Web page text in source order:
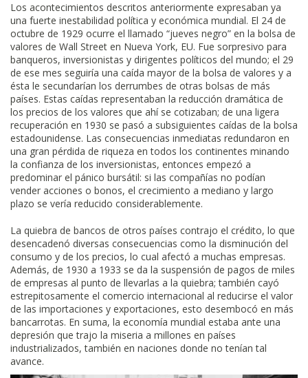
Los acontecimientos descritos anteriormente expresaban ya
una fuerte inestabilidad política y económica mundial. El 24 de
octubre de 1929 ocurre el llamado “jueves negro” en la bolsa de
valores de Wall Street en Nueva York, EU. Fue sorpresivo para
banqueros, inversionistas y dirigentes políticos del mundo; el 29
de ese mes seguiría una caída mayor de la bolsa de valores y a
ésta le secundarían los derrumbes de otras bolsas de más
países. Estas caídas representaban la reducción dramática de
los precios de los valores que ahí se cotizaban; de una ligera
recuperación en 1930 se pasó a subsiguientes caídas de la bolsa
estadounidense. Las consecuencias inmediatas redundaron en
una gran pérdida de riqueza en todos los continentes minando
la confianza de los inversionistas, entonces empezó a
predominar el pánico bursátil: si las compañías no podían
vender acciones o bonos, el crecimiento a mediano y largo
plazo se vería reducido considerablemente.
La quiebra de bancos de otros países contrajo el crédito, lo que
desencadenó diversas consecuencias como la disminución del
consumo y de los precios, lo cual afectó a muchas empresas.
Además, de 1930 a 1933 se da la suspensión de pagos de miles
de empresas al punto de llevarlas a la quiebra; también cayó
estrepitosamente el comercio internacional al reducirse el valor
de las importaciones y exportaciones, esto desembocó en más
bancarrotas. En suma, la economía mundial estaba ante una
depresión que trajo la miseria a millones en países
industrializados, también en naciones donde no tenían tal
avance.